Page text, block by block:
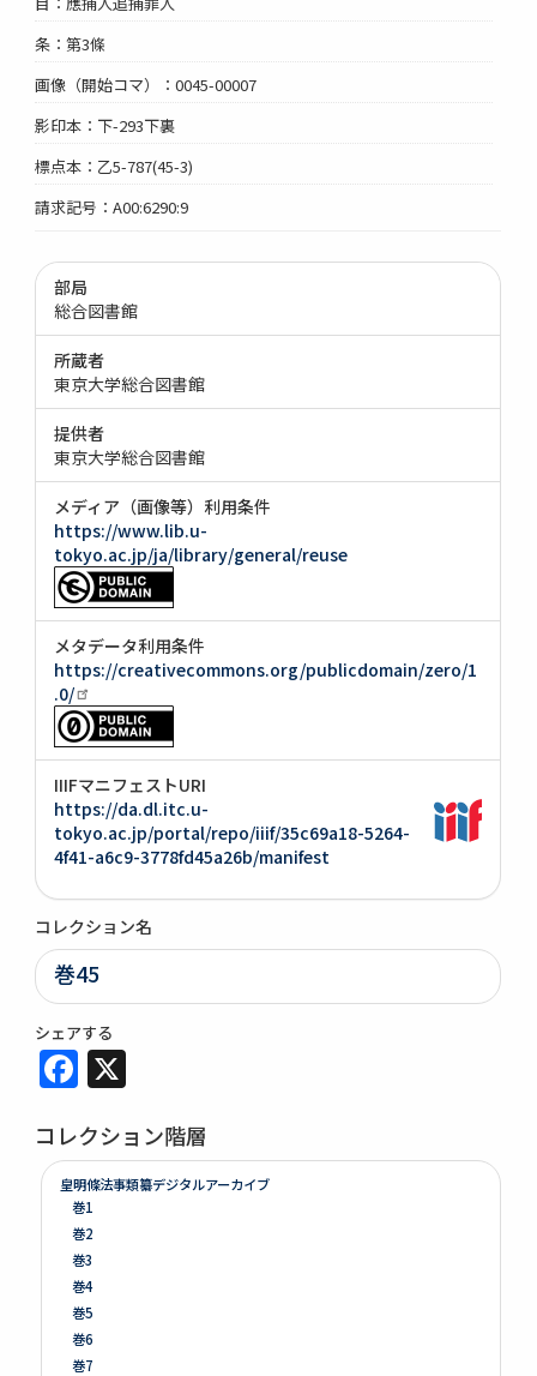
条：第3條
画像（開始コマ）：0045-00007
影印本：下-293下裏
標点本：乙5-787(45-3)
請求記号：A00:6290:9
部局
総合図書館
所蔵者
東京大学総合図書館
提供者
東京大学総合図書館
メディア（画像等）利用条件
https://www.lib.u-
tokyo.ac.jp/ja/library/general/reuse
メタデータ利用条件
https://creativecommons.org/publicdomain/zero/1
.0/
IIIFマニフェストURI
https://da.dl.itc.u-
tokyo.ac.jp/portal/repo/iiif/35c69a18-5264-
4f41-a6c9-3778fd45a26b/manifest
コレクション名
巻45
シェアする
Facebook
コレクション階層
皇明條法事類纂デジタルアーカイブ
巻1
巻2
巻3
巻4
巻5
巻6
巻7